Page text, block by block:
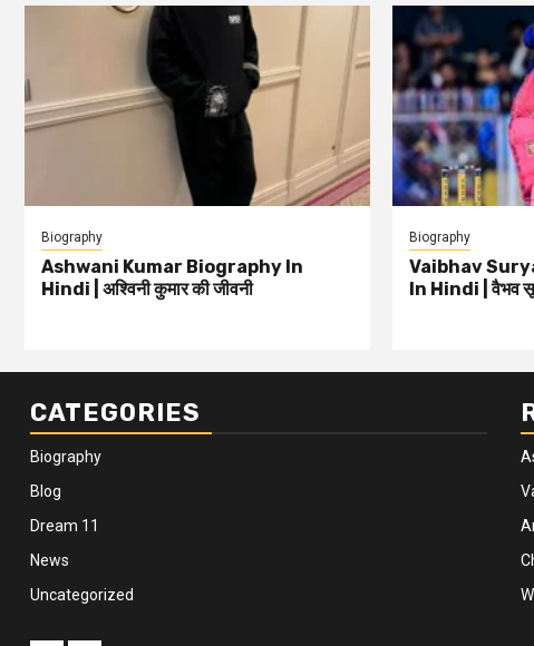
Biography
Ashwani Kumar Biography In
Hindi | अश्विनी कुमार की जीवनी
Biography
Vaibhav
In Hindi | वैभव
CATEGORIES
Biography
Blog
Dream 11
News
Uncategorized